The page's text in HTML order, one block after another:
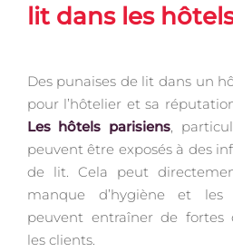
lit dans les
Des punaises de lit dans un
pour l’hôtelier et sa
Les hôtels parisiens,
peuvent être exposés à des
de lit. Cela peut
manque d’hygiène et les
peuvent entraîner de fortes
les clients.